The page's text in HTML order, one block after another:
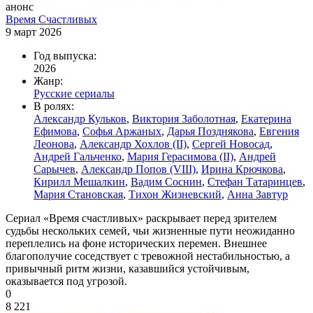
анонс
Время Счастливых
9 март 2026
Год выпуска:
2026
Жанр:
Русские сериалы
В ролях:
Александр Кульков, Виктория Заболотная, Екатерина
Ефимова, Софья Аржаных, Дарья Позднякова, Евгения
Леонова, Александр Хохлов (II), Сергей Новосад,
Андрей Гальченко, Мария Герасимова (II), Андрей
Сарычев, Александр Попов (VIII), Ирина Крючкова,
Кирилл Мешалкин, Вадим Соснин, Стефан Татаринцев,
Мария Становская, Тихон Жизневский, Анна Завтур
Сериал «Время счастливых» раскрывает перед зрителем
судьбы нескольких семей, чьи жизненные пути неожиданно
переплелись на фоне исторических перемен. Внешнее
благополучие соседствует с тревожной нестабильностью, а
привычный ритм жизни, казавшийся устойчивым,
оказывается под угрозой.
0
8 221